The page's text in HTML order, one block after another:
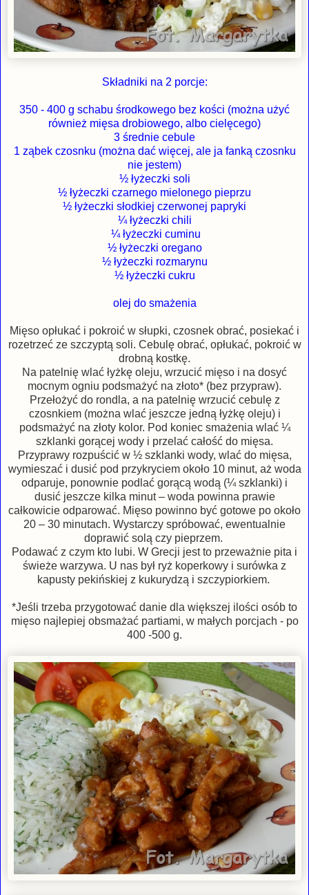
Składniki na 2 porcje:
350 - 400 g schabu środkowego bez kości (można użyć
również mięsa drobiowego, albo cielęcego)
3 średnie cebule
1 ząbek czosnku (można dać więcej, ale ja fanką czosnku
nie jestem)
½ łyżeczki soli
½ łyżeczki czarnego mielonego pieprzu
½ łyżeczki słodkiej czerwonej papryki
¼ łyżeczki chili
¼ łyżeczki cuminu
½ łyżeczki oregano
½ łyżeczki rozmarynu
½ łyżeczki cukru
olej do smażenia
Mięso opłukać i pokroić w słupki, czosnek obrać, posiekać i
rozetrzeć ze szczyptą soli. Cebulę obrać, opłukać, pokroić w
drobną kostkę.
Na patelnię wlać łyżkę oleju, wrzucić mięso i na dosyć
mocnym ogniu podsmażyć na złoto* (bez przypraw).
Przełożyć do rondla, a na patelnię wrzucić cebulę z
czosnkiem (można wlać jeszcze jedną łyżkę oleju) i
podsmażyć na złoty kolor. Pod koniec smażenia wlać ¼
szklanki gorącej wody i przelać całość do mięsa.
Przyprawy rozpuścić w ½ szklanki wody, wlać do mięsa,
wymieszać i dusić pod przykryciem około 10 minut, aż woda
odparuje, ponownie podlać gorącą wodą (¼ szklanki) i
dusić jeszcze kilka minut – woda powinna prawie
całkowicie odparować. Mięso powinno być gotowe po około
20 – 30 minutach. Wystarczy spróbować, ewentualnie
doprawić solą czy pieprzem.
Podawać z czym kto lubi. W Grecji jest to przeważnie pita i
świeże warzywa. U nas był ryż koperkowy i surówka z
kapusty pekińskiej z kukurydzą i szczypiorkiem.
*Jeśli trzeba przygotować danie dla większej ilości osób to
mięso najlepiej obsmażać partiami, w małych porcjach - po
400 -500 g.